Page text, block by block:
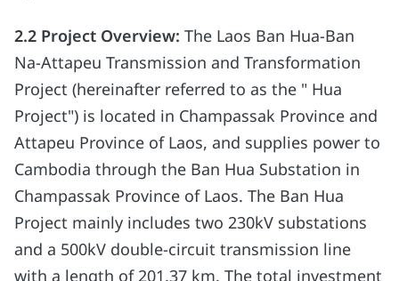
2.2 Project Overview: The Laos Ban Hua-Ban
Na-Attapeu Transmission and Transformation
Project (hereinafter referred to as the " Hua
Project") is located in Champassak Province and
Attapeu Province of Laos, and supplies power to
Cambodia through the Ban Hua Substation in
Champassak Province of Laos. The Ban Hua
Project mainly includes two 230kV substations
and a 500kV double-circuit transmission line
with a length of 201.37 km. The total investment